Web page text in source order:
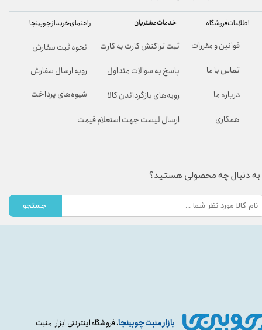
بازار منبت چوبینجا، فروشگاه اینترنتی ابزار منبت
راهنمای خرید از چوبینجا
نحوه ثبت سفارش
رویه ارسال سفارش
شیوه‌های پرداخت
خدمات مشتریان
ثبت تراکنش کارت به کارت
پاسخ به سوالات متداول
رویه‌های بازگرداندن کالا
ارسال لیست جهت استعلام قیمت
اطلاعات فروشگاه
قوانین و مقررات
تماس با ما
درباره ما
همکاری
به دنبال چه محصولی هستید؟
جستجو